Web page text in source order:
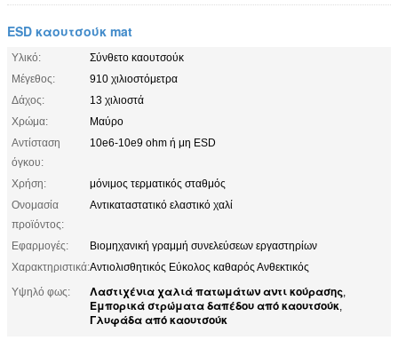
ESD καουτσούκ mat
Υλικό:
Σύνθετο καουτσούκ
Μέγεθος:
910 χιλιοστόμετρα
Δάχος:
13 χιλιοστά
Χρώμα:
Μαύρο
Αντίσταση
όγκου:
10e6-10e9 ohm ή μη ESD
Χρήση:
μόνιμος τερματικός σταθμός
Ονομασία
προϊόντος:
Αντικαταστατικό ελαστικό χαλί
Εφαρμογές:
Βιομηχανική γραμμή συνελεύσεων εργαστηρίων
Χαρακτηριστικά:Αντιολισθητικός Εύκολος καθαρός Ανθεκτικός
Υψηλό φως:
Λαστιχένια χαλιά πατωμάτων αντι κούρασης,
Εμπορικά στρώματα δαπέδου από καουτσούκ,
Γλυφάδα από καουτσούκ